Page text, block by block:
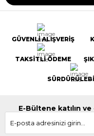
GÜVENLİ ALIŞVERİŞ
TAKSİTLİ ÖDEME
E-Bültene katılın